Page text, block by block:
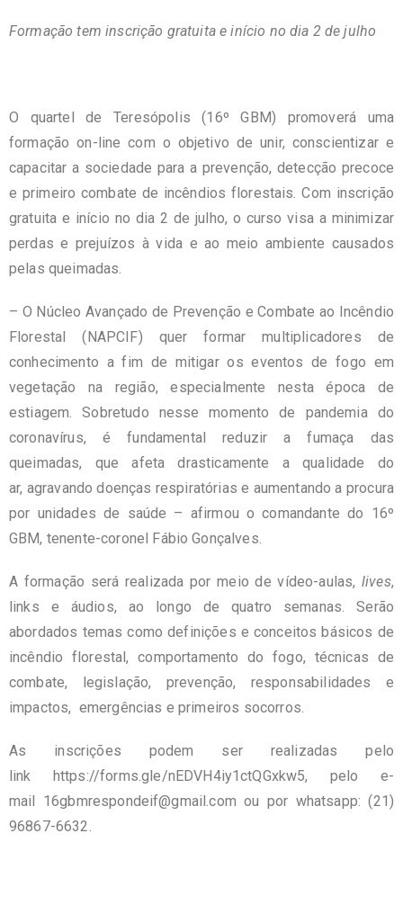
Formação tem inscrição gratuita e início no dia 2 de julho
O quartel de Teresópolis (16º GBM) promoverá uma
formação on-line com o objetivo de unir, conscientizar e
capacitar a sociedade para a prevenção, detecção precoce
e primeiro combate de incêndios florestais. Com inscrição
gratuita e início no dia 2 de julho, o curso visa a minimizar
perdas e prejuízos à vida e ao meio ambiente causados
pelas queimadas.
– O Núcleo Avançado de Prevenção e Combate ao Incêndio
Florestal (NAPCIF) quer formar multiplicadores de
conhecimento a fim de mitigar os eventos de fogo em
vegetação na região, especialmente nesta época de
estiagem. Sobretudo nesse momento de pandemia do
coronavírus, é fundamental reduzir a fumaça das
queimadas, que afeta drasticamente a qualidade do
ar, agravando doenças respiratórias e aumentando a procura
por unidades de saúde – afirmou o comandante do 16º
GBM, tenente-coronel Fábio Gonçalves.
A formação será realizada por meio de vídeo-aulas,lives,
links e áudios, ao longo de quatro semanas. Serão
abordados temas como definições e conceitos básicos de
incêndio florestal, comportamento do fogo, técnicas de
combate, legislação, prevenção, responsabilidades e
impactos, emergências e primeiros socorros.
As inscrições podem ser realizadas pelo
link https://forms.gle/nEDVH4iy1ctQGxkw5, pelo e-
mail 16gbmrespondeif@gmail.com ou por whatsapp: (21)
96867-6632.